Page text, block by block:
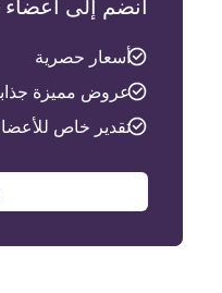
انضم إلى أعضاء H REWARDS
أسعار حصرية
عروض مميزة جذابة
تقدير خاص للأعضاء